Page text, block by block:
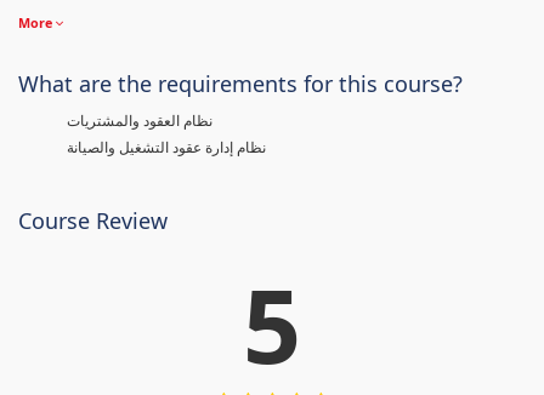
More
What are the requirements for this course?
نظام العقود والمشتريات
نظام إدارة عقود التشغيل والصيانة
Course Review
5